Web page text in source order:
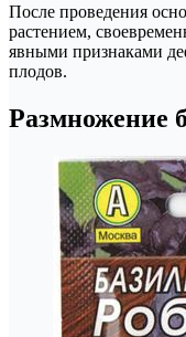
После проведения
растением,
явными признаками
плодов.
Размножение